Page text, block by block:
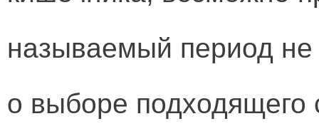
называемый период не
о выборе подходящего